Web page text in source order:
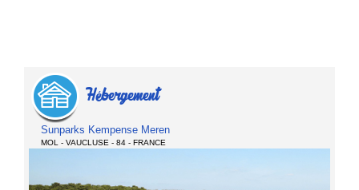
Hébergement
Sunparks Kempense Meren
MOL - VAUCLUSE - 84 - FRANCE